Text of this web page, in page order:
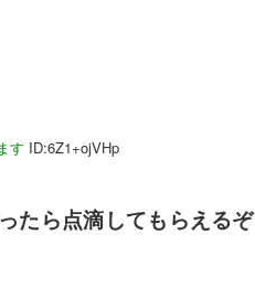
す ID:6Z1+ojVHp
たら点滴してもらえるぞ